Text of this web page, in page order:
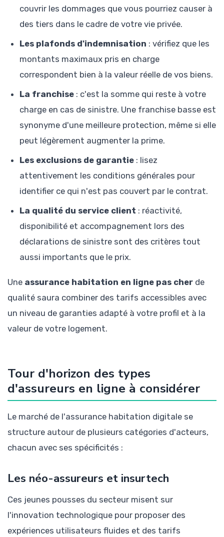
couvrir les dommages que vous pourriez causer à
des tiers dans le cadre de votre vie privée.
Les plafonds d'indemnisation : vérifiez que les
montants maximaux pris en charge
correspondent bien à la valeur réelle de vos biens.
La franchise : c'est la somme qui reste à votre
charge en cas de sinistre. Une franchise basse est
synonyme d'une meilleure protection, même si elle
peut légèrement augmenter la prime.
Les exclusions de garantie : lisez
attentivement les conditions générales pour
identifier ce qui n'est pas couvert par le contrat.
La qualité du service client : réactivité,
disponibilité et accompagnement lors des
déclarations de sinistre sont des critères tout
aussi importants que le prix.
Une assurance habitation en ligne pas cher de
qualité saura combiner des tarifs accessibles avec
un niveau de garanties adapté à votre profil et à la
valeur de votre logement.
Tour d'horizon des types
d'assureurs en ligne à considérer
Le marché de l'assurance habitation digitale se
structure autour de plusieurs catégories d'acteurs,
chacun avec ses spécificités :
Les néo-assureurs et insurtech
Ces jeunes pousses du secteur misent sur
l'innovation technologique pour proposer des
expériences utilisateurs fluides et des tarifs